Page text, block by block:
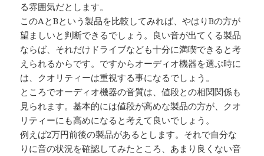
る雰囲気だとします。
このAとBという製品を比較してみれば、やはりBの方が
望ましいと判断できるでしょう。良い音が出てくる製品
ならば、それだけドライブなども十分に満喫できると考
えられるからです。ですからオーディオ機器を選ぶ時に
は、クオリティーは重視する事になるでしょう。
ところでオーディオ機器の音質は、値段との相関関係も
見られます。基本的には値段が高めな製品の方が、クオ
リティーにも高めになると考えて良いでしょう。
例えば2万円前後の製品があるとします。それで自分な
りに音の状況を確認してみたところ、あまり良くない音